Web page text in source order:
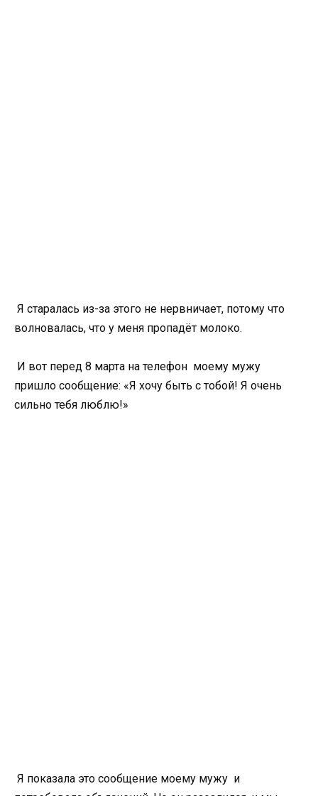
Я старалась из-за этого не нервничает, потому что
волновалась, что у меня пропадёт молоко.
И вот перед 8 марта на телефон моему мужу
пришло сообщение: «Я хочу быть с тобой! Я очень
сильно тебя люблю!»
Я показала это сообщение моему мужу и